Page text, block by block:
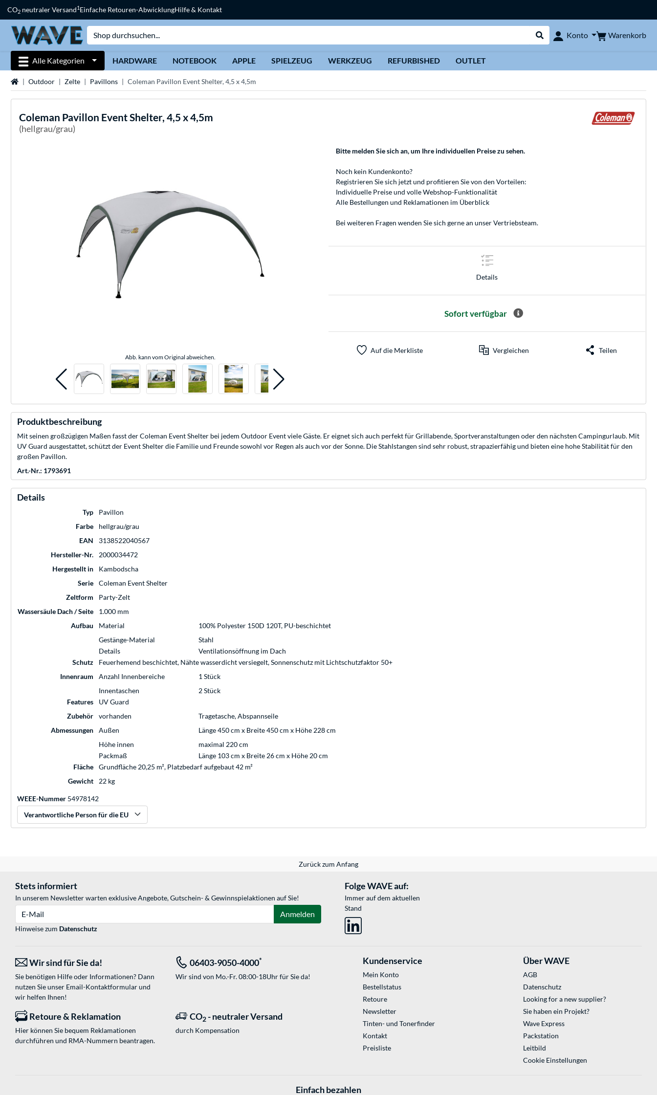
CO2 neutraler Versand1Einfache Retouren-AbwicklungHilfe & Kontakt
Suche durchführen
Konto Warenkorb
Alle Kategorien HARDWARE NOTEBOOK APPLE SPIELZEUG WERKZEUG REFURBISHED OUTLET
StartseiteOutdoor Zelte Pavillons Coleman Pavillon Event Shelter, 4,5 x 4,5m
Coleman Pavillon Event Shelter, 4,5 x 4,5m
(hellgrau/grau)
Abb. kann vom Original abweichen.
Bitte melden Sie sich an, um Ihre individuellen Preise zu sehen.
Noch kein Kundenkonto?
Registrieren Sie sich jetzt und profitieren Sie von den Vorteilen:
Individuelle Preise und volle Webshop-Funktionalität
Alle Bestellungen und Reklamationen im Überblick
Bei weiteren Fragen wenden Sie sich gerne an unserVertriebsteam.
Details
Sofort verfügbar
Auf die Merkliste Vergleichen Teilen
Produktbeschreibung
Mit seinen großzügigen Maßen fasst der Coleman Event Shelter bei jedem Outdoor Event viele Gäste. Er eignet sich auch perfekt für Grillabende, Sportveranstaltungen oder den nächsten Campingurlaub. Mit
UV Guard ausgestattet, schützt der Event Shelter die Familie und Freunde sowohl vor Regen als auch vor der Sonne. Die Stahlstangen sind sehr robust, strapazierfähig und bieten eine hohe Stabilität für den
großen Pavillon.
Art.-Nr.: 1793691
Details
Typ
Pavillon
Farbe
hellgrau/grau
EAN
3138522040567
Hersteller-Nr.
2000034472
Hergestellt in
Kambodscha
Serie
Coleman Event Shelter
Zeltform
Party-Zelt
Wassersäule Dach / Seite
1.000 mm
Aufbau
Material
100% Polyester 150D 120T, PU-beschichtet
Gestänge-Material
Stahl
Details
Ventilationsöffnung im Dach
Schutz
Feuerhemend beschichtet, Nähte wasserdicht versiegelt, Sonnenschutz mit Lichtschutzfaktor 50+
Innenraum
Anzahl Innenbereiche
1 Stück
Innentaschen
2 Stück
Features
UV Guard
Zubehör
vorhanden
Tragetasche, Abspannseile
Abmessungen
Außen
Länge 450 cm x Breite 450 cm x Höhe 228 cm
Höhe innen
maximal 220 cm
Packmaß
Länge 103 cm x Breite 26 cm x Höhe 20 cm
Fläche
Grundfläche 20,25 m², Platzbedarf aufgebaut 42 m²
Gewicht
22 kg
WEEE-Nummer 54978142
Verantwortliche Person für die EU
Zurück zum Anfang
Stets informiert
In unserem Newsletter warten exklusive Angebote, Gutschein- & Gewinnspielaktionen auf Sie!
Anmelden
Hinweise zum Datenschutz
Folge WAVE auf:
Immer auf dem aktuellen
Stand
Wir sind für Sie da!
Sie benötigen Hilfe oder Informationen? Dann
nutzen Sie unser Email-Kontaktformularund
wir helfen Ihnen!
06403-9050-4000*
Wir sind von Mo.-Fr. 08:00-18Uhr für Sie da!
Retoure & Reklamation
Hier können Sie bequem Reklamationen
durchführen und RMA-Nummern beantragen.
CO2 - neutraler Versand
durch Kompensation
Kundenservice
Mein Konto
Bestellstatus
Retoure
Newsletter
Tinten- und Tonerfinder
Kontakt
Preisliste
Über WAVE
AGB
Datenschutz
Looking for a new supplier?
Sie haben ein Projekt?
Wave Express
Packstation
Leitbild
Cookie Einstellungen
Einfach bezahlen